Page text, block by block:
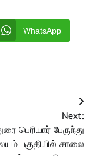
WhatsApp
Next:
பெரியார் பேருந்து
பகுதியில் சாலை